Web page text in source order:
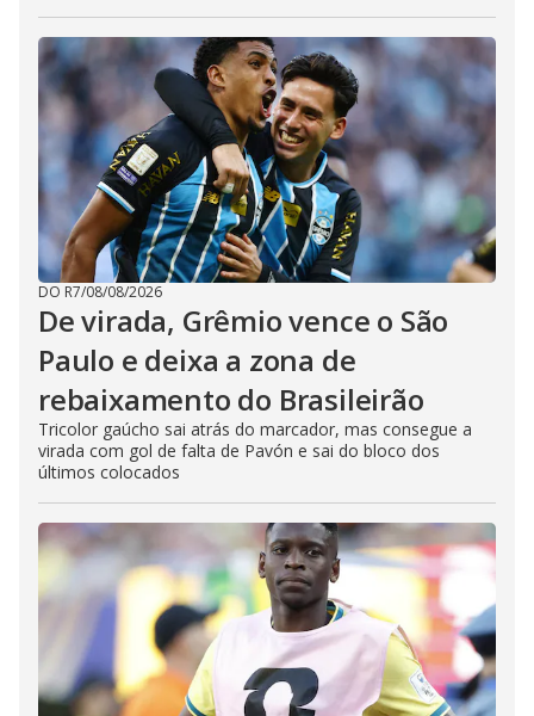
DO R7/08/08/2026
De virada, Grêmio vence o São
Paulo e deixa a zona de
rebaixamento do Brasileirão
Tricolor gaúcho sai atrás do marcador, mas consegue a
virada com gol de falta de Pavón e sai do bloco dos
últimos colocados